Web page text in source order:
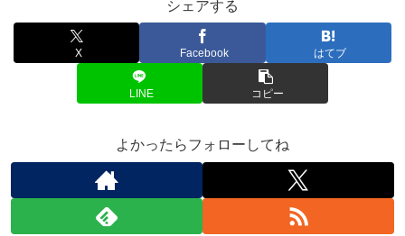
シェアする
X Facebook はてブ
LINE コピー
よかったらフォローしてね